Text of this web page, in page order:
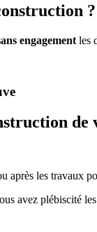
?
engagement les
de
après les travaux
avez plébiscité